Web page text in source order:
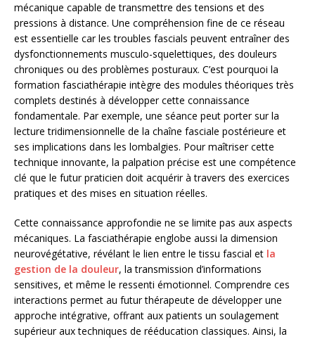
mécanique capable de transmettre des tensions et des
pressions à distance. Une compréhension fine de ce réseau
est essentielle car les troubles fascials peuvent entraîner des
dysfonctionnements musculo-squelettiques, des douleurs
chroniques ou des problèmes posturaux. C’est pourquoi la
formation fasciathérapie intègre des modules théoriques très
complets destinés à développer cette connaissance
fondamentale. Par exemple, une séance peut porter sur la
lecture tridimensionnelle de la chaîne fasciale postérieure et
ses implications dans les lombalgies. Pour maîtriser cette
technique innovante, la palpation précise est une compétence
clé que le futur praticien doit acquérir à travers des exercices
pratiques et des mises en situation réelles.
Cette connaissance approfondie ne se limite pas aux aspects
mécaniques. La fasciathérapie englobe aussi la dimension
neurovégétative, révélant le lien entre le tissu fascial et la
gestion de la douleur, la transmission d’informations
sensitives, et même le ressenti émotionnel. Comprendre ces
interactions permet au futur thérapeute de développer une
approche intégrative, offrant aux patients un soulagement
supérieur aux techniques de rééducation classiques. Ainsi, la